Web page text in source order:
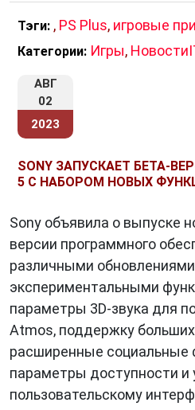
Тэги: , PS Plus, игровые
Категории: Игры,
АВГ
02
2023
SONY ЗАПУСКАЕТ БЕТА-
5 С НАБОРОМ НОВЫХ
Sony объявила о выпуске
версии программного
различными
экспериментальными
параметры 3D-звука для
Atmos, поддержку
расширенные социальные
параметры доступности и
пользовательскому